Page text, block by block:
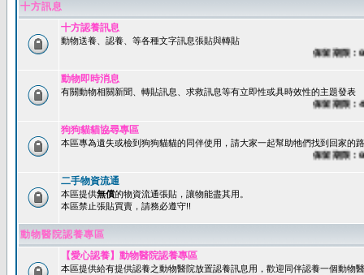
十方訊息
十方認養訊息
動物送養、認養、等各種文字訊息張貼與轉貼
保留期限：60天
動物即時消息
有關動物相關新聞、轉貼訊息、求救訊息等有立即性或具時效性的主題發表
保留期限：45天
狗狗貓貓協尋專區
本區專為遺失或檢到狗狗貓貓的同伴使用，請大家一起幫助牠們找到回家的
保留期限：60天
二手物資流通
本區提供無償的物資流通張貼，讓物能盡其用。
本區禁止張貼買賣，請務必遵守!!
動物醫院認養專區
【愛心認養】動物醫院認養專區
本區提供給有提供認養之動物醫院放置認養訊息用，歡迎同伴認養一個動物